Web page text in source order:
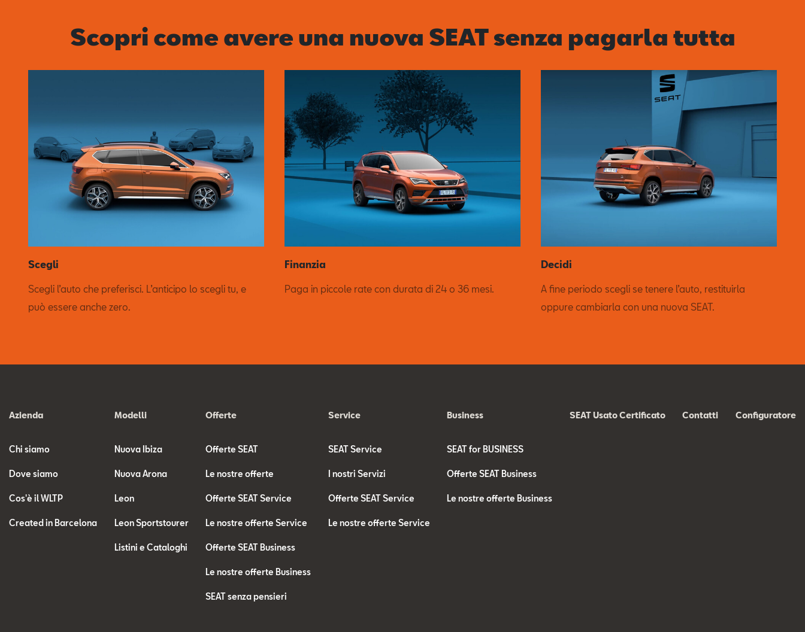
Scopri come avere una nuova SEAT senza pagarla tutta
Scegli
Scegli l’auto che preferisci. L’anticipo lo scegli tu, e
può essere anche zero.
Finanzia
Paga in piccole rate con durata di 24 o 36 mesi.
Decidi
A fine periodo scegli se tenere l’auto, restituirla
oppure cambiarla con una nuova SEAT.
Azienda
Chi siamo
Dove siamo
Cos'è il WLTP
Created in Barcelona
Modelli
Nuova Ibiza
Nuova Arona
Leon
Leon Sportstourer
Listini e Cataloghi
Offerte
Offerte SEAT
Le nostre offerte
Offerte SEAT Service
Le nostre offerte Service
Offerte SEAT Business
Le nostre offerte Business
SEAT senza pensieri
Service
SEAT Service
I nostri Servizi
Offerte SEAT Service
Le nostre offerte Service
Business
SEAT for BUSINESS
Offerte SEAT Business
Le nostre offerte Business
SEAT Usato Certificato Contatti Configuratore